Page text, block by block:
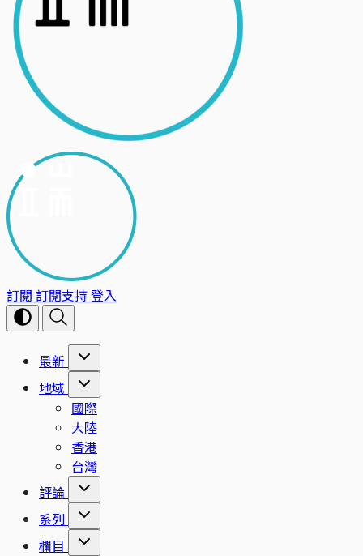
訂閱 訂閱支持登入
最新
地域
國際
大陸
香港
台灣
評論
系列
欄目